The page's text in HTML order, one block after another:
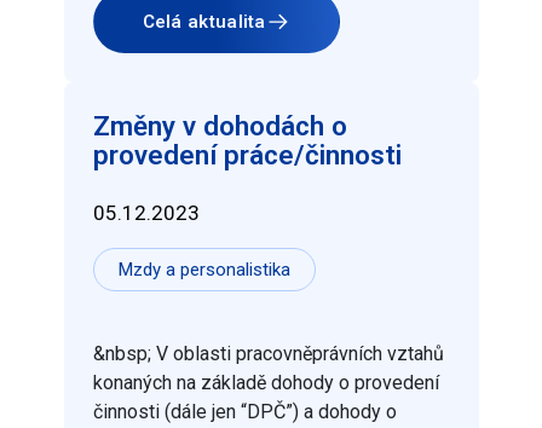
Celá aktualita
Změny v dohodách o
provedení práce/činnosti
05.12.2023
Mzdy a personalistika
&nbsp; V oblasti pracovněprávních vztahů
konaných na základě dohody o provedení
činnosti (dále jen “DPČ”) a dohody o